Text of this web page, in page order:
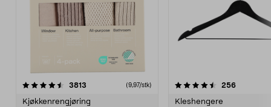
3813 anmeldelser(9,97/stk)
Kjøkkenrengjøring
4.5av 5 stjerner 256
Kleshengere
4.5av 5 stjerner